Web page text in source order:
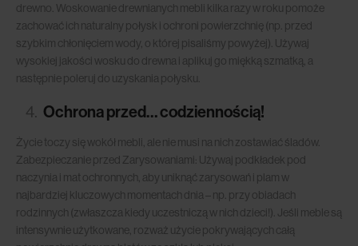
drewno. Woskowanie drewnianych mebli kilka razy w roku pomoże
zachować ich naturalny połysk i ochroni powierzchnię (np. przed
szybkim chłonięciem wody, o której pisaliśmy powyżej). Używaj
wysokiej jakości wosku do drewna i aplikuj go miękką szmatką, a
następnie poleruj do uzyskania połysku.
Ochrona przed… codziennością!
Życie toczy się wokół mebli, ale nie musi na nich zostawiać śladów.
Zabezpieczanie przed Zarysowaniami: Używaj podkładek pod
naczynia i mat ochronnych, aby uniknąć zarysowań i plam w
najbardziej kluczowych momentach dnia – np. przy obiadach
rodzinnych (zwłaszcza kiedy uczestniczą w nich dzieci!). Jeśli meble są
intensywnie użytkowane, rozważ użycie pokrywających całą